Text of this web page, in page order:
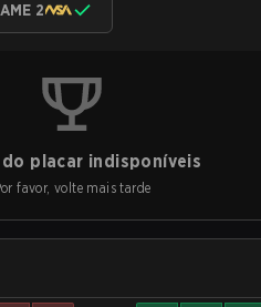
2
do placar indisponíveis
favor, volte mais tarde